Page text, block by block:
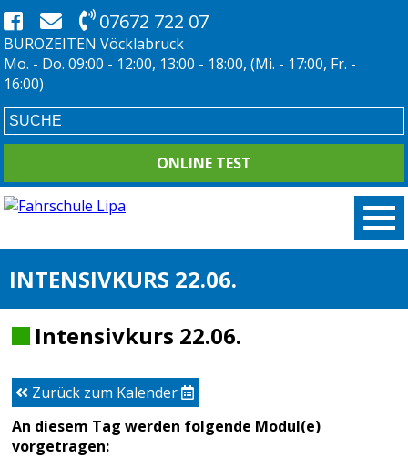
07672 722 07
BÜROZEITEN Vöcklabruck
Mo. - Do. 09:00 - 12:00, 13:00 - 18:00, (Mi. - 17:00, Fr. -
16:00)
ONLINE TEST
INTENSIVKURS 22.06.
Intensivkurs 22.06.
Zurück zum Kalender
An diesem Tag werden folgende Modul(e)
vorgetragen: